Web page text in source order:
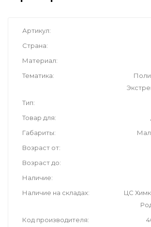
Артикул
Страна
Материал
Тематика
Тип
Товар для
Габариты
Возраст от
Возраст до
Наличие
Наличие на складах
ЦС
Код производителя